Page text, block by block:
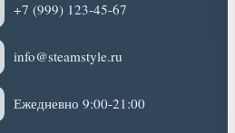
+7 (999) 123-45-67
info@steamstyle.ru
Ежедневно 9:00-21:00